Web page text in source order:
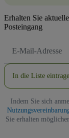
Erhalten Sie
Posteingang
Mail-
In die Liste
Indem Sie sich
Sie erhalten